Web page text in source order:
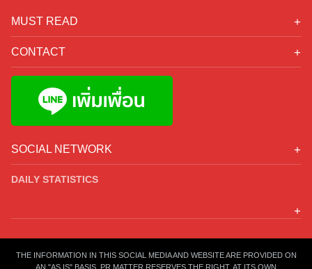
Search
MUST READ
Calendar
Exclusive
PR Mastery
Insight
CONTACT
อีเมล:thaiprmatter@gmail.com
โทรศัพท์: 062-661-6663
Official Line: @prmatter
SOCIAL NETWORK
DAILY STATISTICS
Today's Views:0
Today's Visitors:0
Total Views:4,618,448
THE INFORMATION IN THIS SOCIAL MEDIA AND WEBSITE ARE PROVIDED ON
AN "AS IS" BASIS. PR MATTER RESERVES THE RIGHT, AT ITS OWN